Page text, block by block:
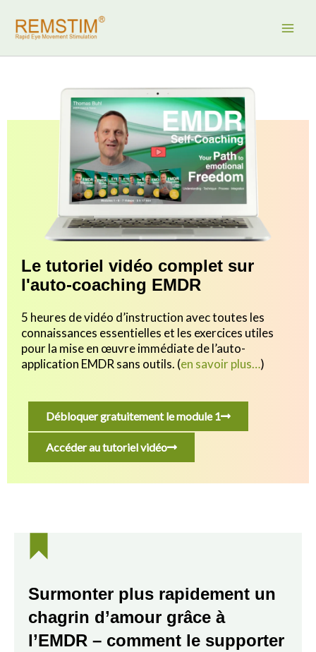
contenu
Le tutoriel vidéo complet sur
l'auto-coaching EMDR
5 heures de vidéo d’instruction avec toutes les
connaissances essentielles et les exercices utiles
pourla mise en œuvre immédiate de l’auto-
application EMDR sans outils. (en savoir plus…)
Débloquer gratuitement le module 1
Accéder au tutoriel vidéo
Surmonter plus rapidement un
chagrin d’amour grâce à
l’EMDR – comment le supporter